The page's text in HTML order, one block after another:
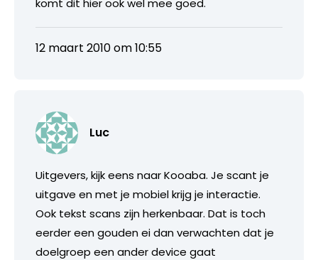
komt dit hier ook wel mee goed.
12 maart 2010 om 10:55
Luc
Uitgevers, kijk eens naar Kooaba. Je scant je
uitgave en met je mobiel krijg je interactie.
Ook tekst scans zijn herkenbaar. Dat is toch
eerder een gouden ei dan verwachten dat je
doelgroep een ander device gaat